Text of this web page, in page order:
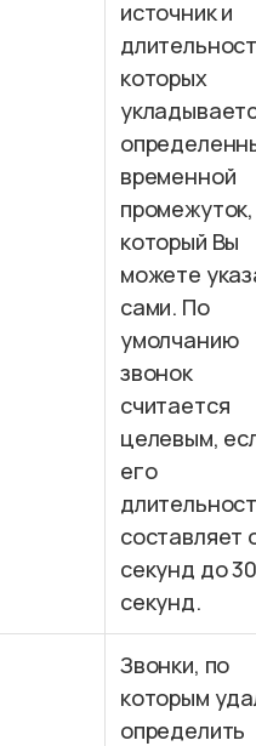
источник и
которых
временной
промежуток,
который Вы
можете
сами. По
умолчанию
звонок
считается
целевым,
его
составляет
секунд до
секунд.
Звонки, по
которым
определить